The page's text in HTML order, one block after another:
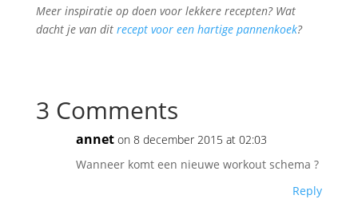
Meer inspiratie op doen voor lekkere recepten? Wat
dacht je van dit recept voor een hartige pannenkoek?
3 Comments
annet on 8 december 2015 at 02:03
Wanneer komt een nieuwe workout schema ?
Reply